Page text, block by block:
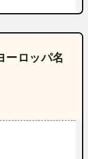
ロッパ名